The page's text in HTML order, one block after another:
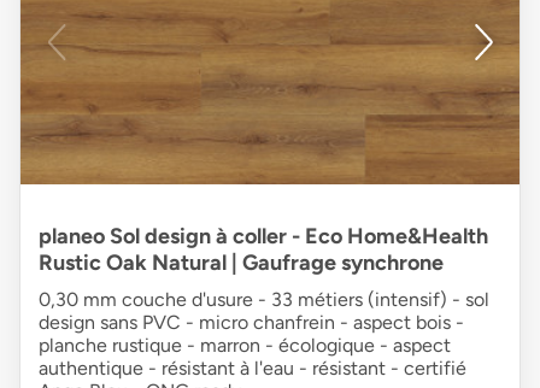
planeo Sol design à coller - Eco Home&Health
Rustic Oak Natural | Gaufrage synchrone
0,30 mm couche d'usure - 33 métiers (intensif) - sol
design sans PVC - micro chanfrein - aspect bois -
planche rustique - marron - écologique - aspect
authentique - résistant à l'eau - résistant - certifié